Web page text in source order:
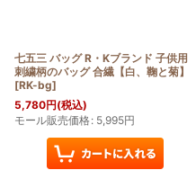
七五三 バッグ R・Kブランド 子供用
刺繍柄のバッグ 合繊【白、鞠と菊】
[RK-bg]
5,780円(税込)
モール販売価格: 5,995円